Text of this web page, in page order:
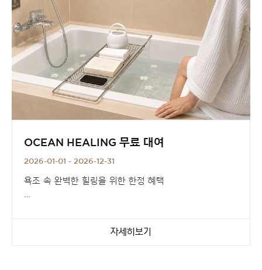
OCEAN HEALING 무료 대여
2026-01-01 - 2026-12-31
욕조 속 완벽한 힐링을 위한 한정 혜택
욕조 거치대와 방수 스피커를
자세히보기